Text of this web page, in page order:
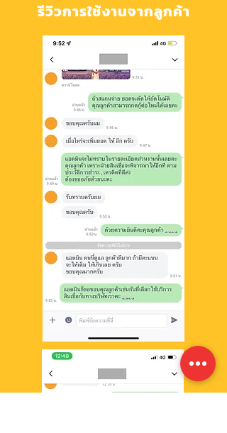
รีวิวการใช้งานจากลูกค้า